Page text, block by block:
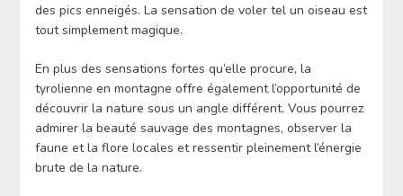
des pics enneigés. La sensation de voler tel un oiseau est
tout simplement magique.
En plus des sensations fortes qu’elle procure, la
tyrolienne en montagne offre également l’opportunité de
découvrir la nature sous un angle différent. Vous pourrez
admirer la beauté sauvage des montagnes, observer la
faune et la flore locales et ressentir pleinement l’énergie
brute de la nature.